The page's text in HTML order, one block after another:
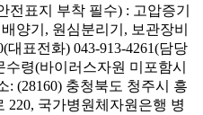
전표지 부착 필수) : 고압증기
양기, 원심분리기, 보관장비
대표전화) 043-913-4261(담당
령(바이러스자원 미포함시
: (28160) 충청북도 청주시 흥
220, 국가병원체자원은행 병